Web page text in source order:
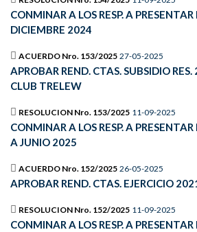
CONMINAR A LOS RESP. A PRESENTAR
DICIEMBRE 2024
ACUERDO Nro. 153/2025 27-05-2025
APROBAR REND. CTAS. SUBSIDIO
CLUB TRELEW
RESOLUCION Nro. 153/2025 11-09-2025
CONMINAR A LOS RESP. A
A JUNIO 2025
ACUERDO Nro. 152/2025 26-05-2025
APROBAR REND. CTAS. EJERCICIO
RESOLUCION Nro. 152/2025 11-09-2025
CONMINAR A LOS RESP. A